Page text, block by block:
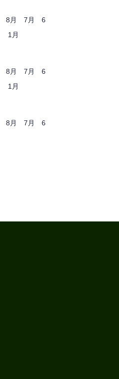
8月 7月
6
1月
8月 7月
6
1月
8月 7月
6